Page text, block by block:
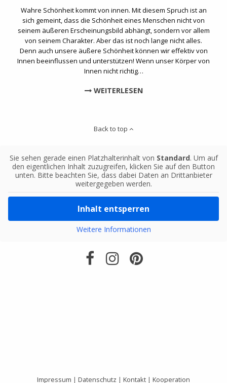
Wahre Schönheit kommt von innen. Mit diesem Spruch ist an
sich gemeint, dass die Schönheit eines Menschen nicht von
seinem äußeren Erscheinungsbild abhängt, sondern vor allem
von seinem Charakter. Aber das ist noch lange nicht alles.
Denn auch unsere äußere Schönheit können wir effektiv von
Innen beeinflussen und unterstützen! Wenn unser Körper von
Innen nicht richtig…
WEITERLESEN
Back to top
Sie sehen gerade einen Platzhalterinhalt von Standard. Um auf
den eigentlichen Inhalt zuzugreifen, klicken Sie auf den Button
unten. Bitte beachten Sie, dass dabei Daten an Drittanbieter
weitergegeben werden.
Inhalt entsperren
Weitere Informationen
Impressum | Datenschutz | Kontakt | Kooperation